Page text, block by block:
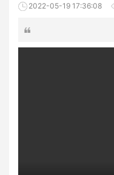
2022-05-19 17:36:08